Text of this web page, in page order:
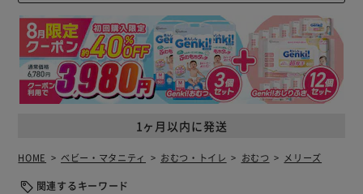
1ヶ月以内に発送
HOME ベビー・マタニティ おむつ・トイレ おむつ メリーズ
関連するキーワード